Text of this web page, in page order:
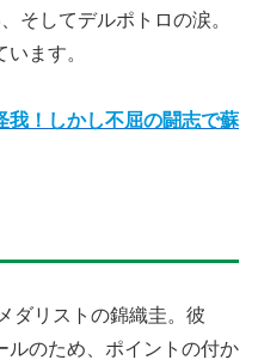
そしてデルポトロの涙。
ます。
我！しかし不屈の闘志で蘇
ダリストの錦織圭。彼
ルのため、ポイントの付か